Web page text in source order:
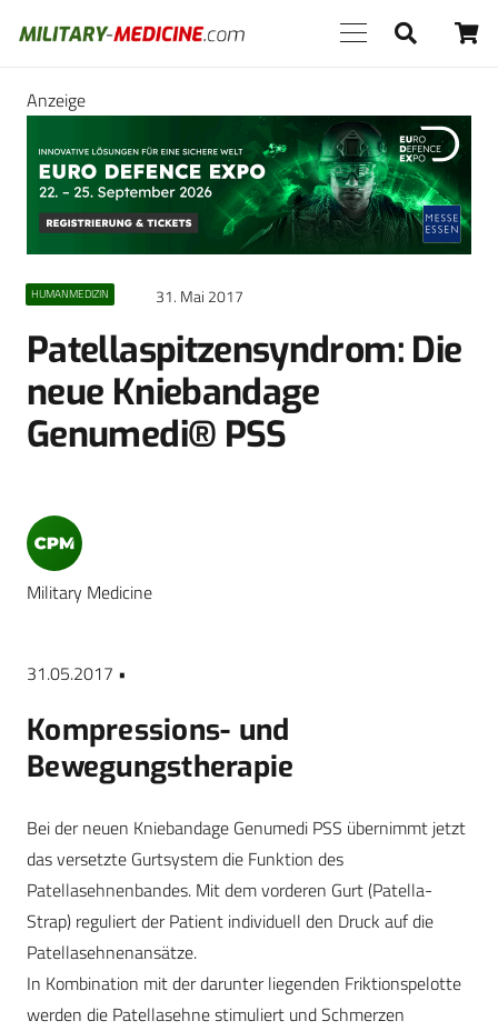
Anzeige
HUMANMEDIZIN 31. Mai 2017
Patellaspitzensyndrom: Die
neue Kniebandage
Genumedi® PSS
Military Medicine
31.05.2017 •
Kompressions- und
Bewegungstherapie
Bei der neuen Kniebandage Genumedi PSS übernimmt jetzt
das versetzte Gurtsystem die Funktion des
Patellasehnenbandes. Mit dem vorderen Gurt (Patella-
Strap) reguliert der Patient individuell den Druck auf die
Patellasehnenansätze.
In Kombination mit der darunter liegenden Friktionspelotte
werden die Patellasehne stimuliert und Schmerzen